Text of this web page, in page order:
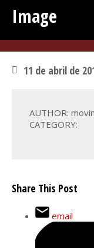
Image
11 de abril de
AUTHOR:
CATEGORY:
Share This Post
email